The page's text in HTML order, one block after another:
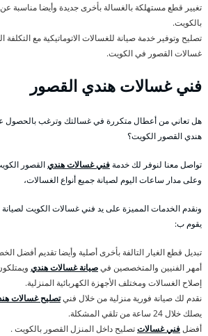
تغيير قطع مستهلكة بالغسالة بأخرى جديدة وأيضا
بالكويت.
تصليح وتوفير خدمة صيانة للغسالات الاتوماتيكية مع
غسالات القصور في الكويت.
فني غسالات هندي القصور
هل تعاني من أعطال متكررة في غسالتك وترغب
هندي القصور الكويت؟
تواصل معنا لنوفر لك خدمةفني غسالات هنديالقصور
وعلى مدار ساعات اليوم لصيانة جميع أنواع الغسالات،
ونقدم الخدمات المميزة على يد فني غسالات الكويت
يقوم ب:
تبديل قطع الغيار التالفة بأخرى أصلية وأيضا تقديم أفضل
أمهر الفنيين والمتخصصين فيصيانة غسالات هندي
إصلاح الغسالات ومختلف الأجهزة الكهربائية المنزلية.
نقدم لك صيانة فورية منزلية من خلال فنيتصليح غسالات
يصلك خلال 24 ساعة من تلقي المشكلة.
أفضلفني غسالاتتصليح داخل المنزل القصور بالكويت .